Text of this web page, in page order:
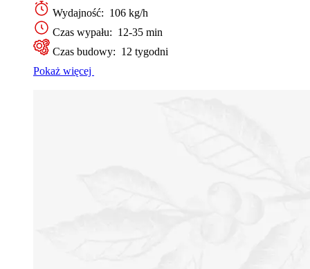
Wydajność: 106 kg/h
Czas wypału: 12-35 min
Czas budowy: 12 tygodni
Pokaż więcej